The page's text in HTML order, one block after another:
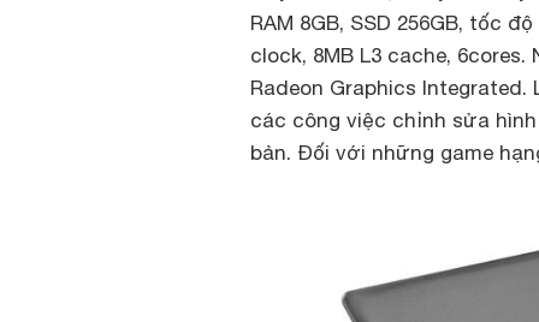
RAM 8GB, SSD 256GB, tốc
clock, 8MB L3 cache,
Radeon Graphics
các công việc chỉnh sửa
bản. Đối với những game